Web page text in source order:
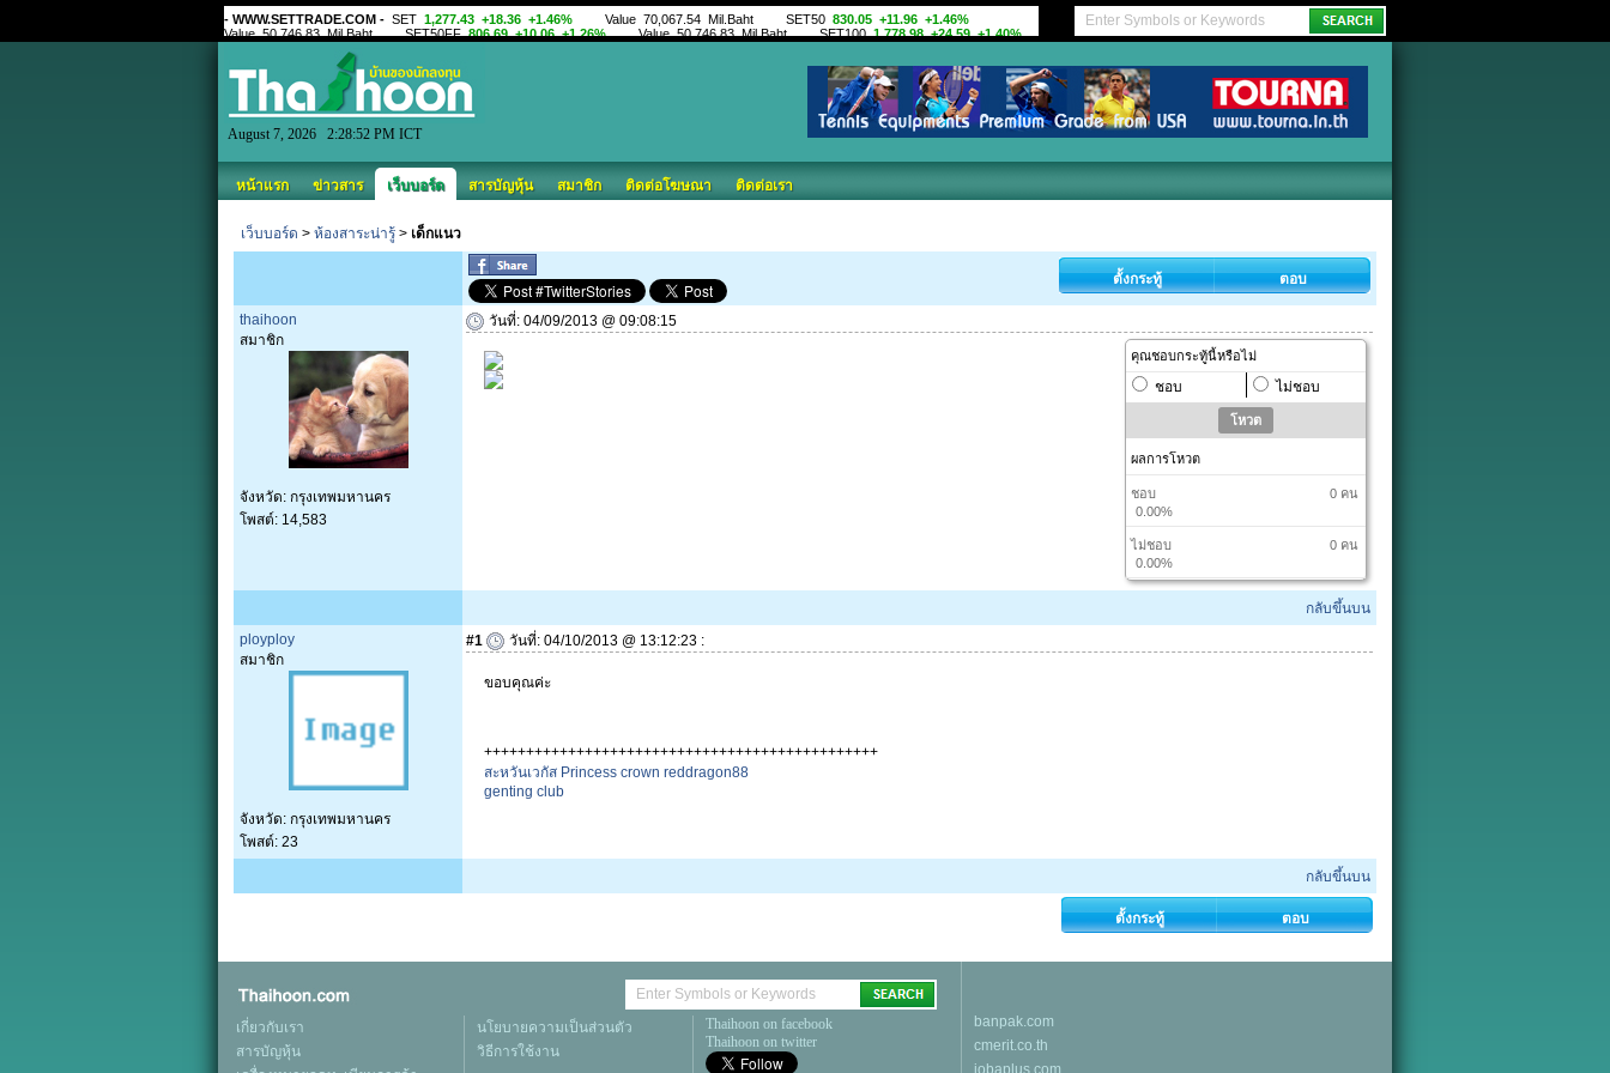
August 7, 2026 2:28:52 PM ICT
หน้าแรก ข่าวสาร เว็บบอร์ด สารบัญหุ้น สมาชิก ติดต่อโฆษณา ติดต่อเรา
เว็บบอร์ด > ห้องสาระน่ารู้ > เด็กแนว
ตั้งกระทู้ ตอบ
thaihoon
สมาชิก
จังหวัด: กรุงเทพมหานคร
โพสต์: 14,583
วันที่: 04/09/2013 @ 09:08:15
คุณชอบกระทู้นี้หรือไม่
ชอบ ไม่ชอบ
ผลการโหวต
ชอบ
0.00%
0 คน
ไม่ชอบ
0.00%
0 คน
กลับขึ้นบน
ployploy
สมาชิก
จังหวัด: กรุงเทพมหานคร
โพสต์: 23
#1 วันที่: 04/10/2013 @ 13:12:23 :
ขอบคุณค่ะ
+++++++++++++++++++++++++++++++++++++++++++++++
สะหวันเวกัส Princess crown reddragon88
genting club
กลับขึ้นบน
ตั้งกระทู้ ตอบ
เกี่ยวกับเรา
สารบัญหุ้น
นโยบายความเป็นส่วนตัว
วิธีการใช้งาน
Thaihoon on facebook
Thaihoon on twitter
banpak.com
cmerit.co.th
jobaplus.com